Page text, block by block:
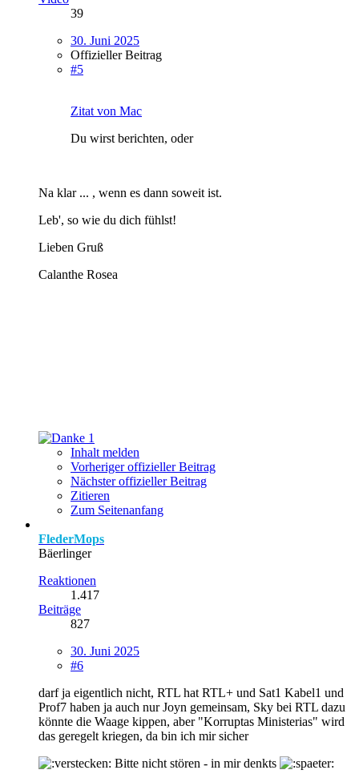
39
30. Juni 2025
Offizieller Beitrag
#5
Zitat von Mac
Du wirst berichten, oder
Na klar ... , wenn es dann soweit ist.
Leb', so wie du dich fühlst!
Lieben Gruß
Calanthe Rosea
1
Inhalt melden
Vorheriger offizieller Beitrag
Nächster offizieller Beitrag
Zitieren
Zum Seitenanfang
FlederMops
Bäerlinger
Reaktionen
1.417
Beiträge
827
30. Juni 2025
#6
darf ja eigentlich nicht, RTL hat RTL+ und Sat1 Kabel1 und
Prof7 haben ja auch nur Joyn gemeinsam, Sky bei RTL dazu
könnte die Waage kippen, aber "Korruptas Ministerias" wird
das geregelt kriegen, da bin ich mir sicher
Bitte nicht stören - in mir denkts